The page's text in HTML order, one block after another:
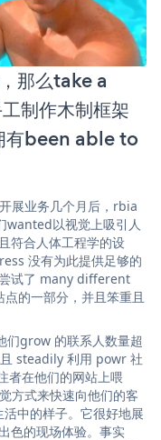
那么take a
制作木制框架
有been able to
展业务几个月后，rbia
wanted以视觉上吸引人
符合人体工程学的设
没有为此提供足够的
试了 many different
的一部分，并且笨重且
grow 的联系人数量超
steadily 利用 powr 社
者在他们的网站上喂
方式来快速向他们的客
中的样子。它很好地展
色的现场体验。事实